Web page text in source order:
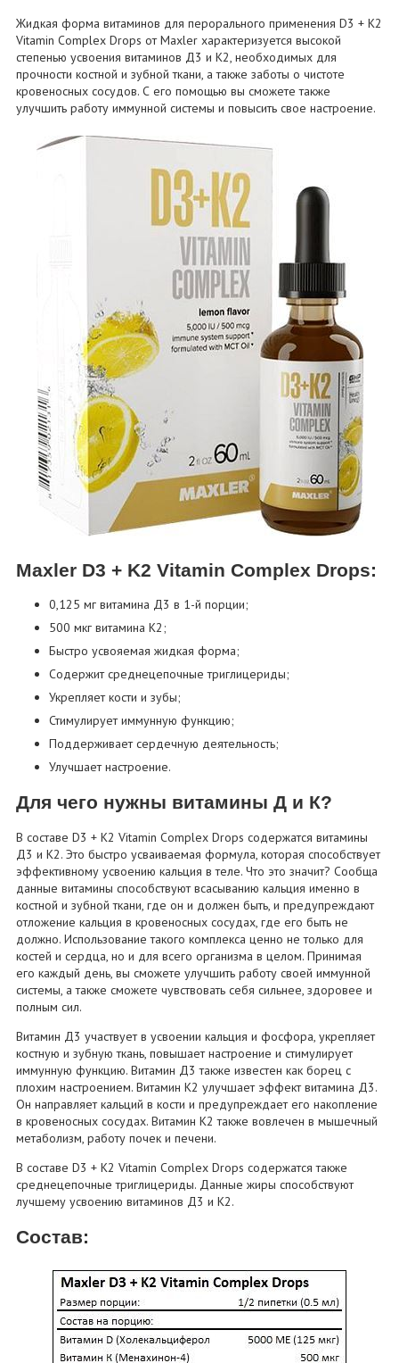
Жидкая форма витаминов для перорального применения D3 + K2
Vitamin Complex Drops от Maxler характеризуется высокой
степенью усвоения витаминов Д3 и К2, необходимых для
прочности костной и зубной ткани, а также заботы о чистоте
кровеносных сосудов. С его помощью вы сможете также
улучшить работу иммунной системы и повысить свое настроение.
Maxler D3 + K2 Vitamin Complex Drops:
0,125 мг витамина Д3 в 1-й порции;
500 мкг витамина К2;
Быстро усвояемая жидкая форма;
Содержит среднецепочные триглицериды;
Укрепляет кости и зубы;
Стимулирует иммунную функцию;
Поддерживает сердечную деятельность;
Улучшает настроение.
Для чего нужны витамины Д и К?
В составе D3 + K2 Vitamin Complex Drops содержатся витамины
Д3 и К2. Это быстро усваиваемая формула, которая способствует
эффективному усвоению кальция в теле. Что это значит? Сообща
данные витамины способствуют всасыванию кальция именно в
костной и зубной ткани, где он и должен быть, и предупреждают
отложение кальция в кровеносных сосудах, где его быть не
должно. Использование такого комплекса ценно не только для
костей и сердца, но и для всего организма в целом. Принимая
его каждый день, вы сможете улучшить работу своей иммунной
системы, а также сможете чувствовать себя сильнее, здоровее и
полным сил.
Витамин Д3 участвует в усвоении кальция и фосфора, укрепляет
костную и зубную ткань, повышает настроение и стимулирует
иммунную функцию. Витамин Д3 также известен как борец с
плохим настроением. Витамин К2 улучшает эффект витамина Д3.
Он направляет кальций в кости и предупреждает его накопление
в кровеносных сосудах. Витамин К2 также вовлечен в мышечный
метаболизм, работу почек и печени.
В составе D3 + K2 Vitamin Complex Drops содержатся также
среднецепочные триглицериды. Данные жиры способствуют
лучшему усвоению витаминов Д3 и К2.
Состав: